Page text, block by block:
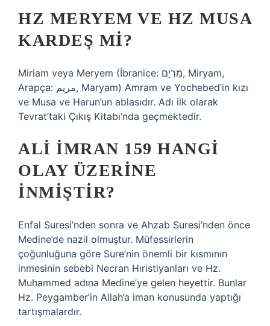
HZ MERYEM VE HZ MUSA
KARDEŞ MI?
Miriam veya Meryem (İbranice: מִרְיָם, Miryam,
Arapça: مريم, Maryam) Amram ve Yochebed’in kızı
ve Musa ve Harun’un ablasıdır. Adı ilk olarak
Tevrat’taki Çıkış Kitabı’nda geçmektedir.
ALI İMRAN 159 HANGI
OLAY ÜZERINE
INMIŞTIR?
Enfal Suresi’nden sonra ve Ahzab Suresi’nden önce
Medine’de nazil olmuştur. Müfessirlerin
çoğunluğuna göre Sure’nin önemli bir kısmının
inmesinin sebebi Necran Hıristiyanları ve Hz.
Muhammed adına Medine’ye gelen heyettir. Bunlar
Hz. Peygamber’in Allah’a iman konusunda yaptığı
tartışmalardır.